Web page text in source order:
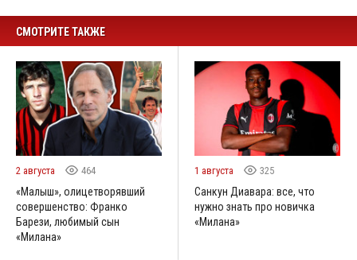
СМОТРИТЕ ТАКЖЕ
2 августа 464
«Малыш», олицетворявший
совершенство: Франко
Барези, любимый сын
«Милана»
1 августа 325
Санкун Диавара: все, что
нужно знать про новичка
«Милана»